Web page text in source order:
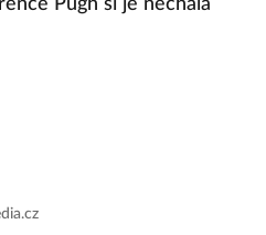
Pugh si je nechala